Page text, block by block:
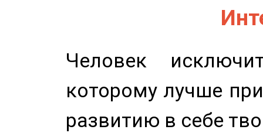
Человек
которому лучше
развитию в себе